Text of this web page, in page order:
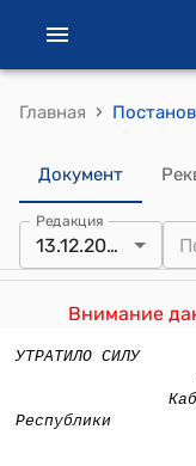
Главная ›
Документ
Редакция
13.12.2023
Внимание